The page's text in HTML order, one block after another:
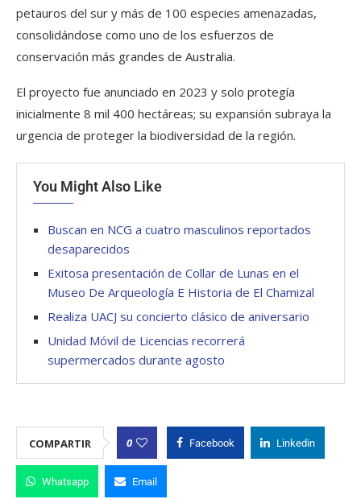
petauros del sur y más de 100 especies amenazadas,
consolidándose como uno de los esfuerzos de
conservación más grandes de Australia.
El proyecto fue anunciado en 2023 y solo protegía
inicialmente 8 mil 400 hectáreas; su expansión subraya la
urgencia de proteger la biodiversidad de la región.
You Might Also Like
Buscan en NCG a cuatro masculinos reportados
desaparecidos
Exitosa presentación de Collar de Lunas en el
Museo De Arqueología E Historia de El Chamizal
Realiza UACJ su concierto clásico de aniversario
Unidad Móvil de Licencias recorrerá
supermercados durante agosto
COMPARTIR 0 Facebook Linkedin
Whatsapp Email